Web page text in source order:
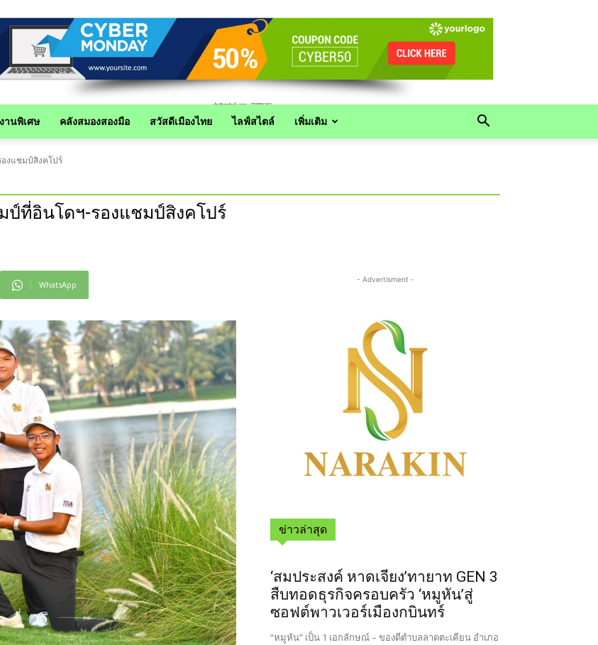
านพิเศษ คลังสมองสองมือ สวัสดีเมืองไทย ไลฟ์สไตล์ เพิ่มเติม
งแชมป์สิงคโปร์
ป์ที่อินโดฯ-รองแชมป์สิงคโปร์
WhatsApp - Advertisment -
ข่าวล่าสุด
‘สมประสงค์ หาดเจียง’ทายาท GEN 3
สืบทอดธุรกิจครอบครัว ‘หมูหัน’สู่
ซอฟต์พาวเวอร์เมืองกบินทร์
“หมูหัน” เป็น 1 เอกลักษณ์ – ของดีตำบลลาดตะเคียน อำเภอ